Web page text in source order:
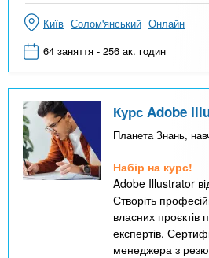
Київ Солом'янський Онлайн
64 заняття - 256 ак. годин
Курс Adobe
Планета Знань,
Набір на курс!
Adobe Illustrator
Створіть
власних проєктів
експертів.
менеджера з